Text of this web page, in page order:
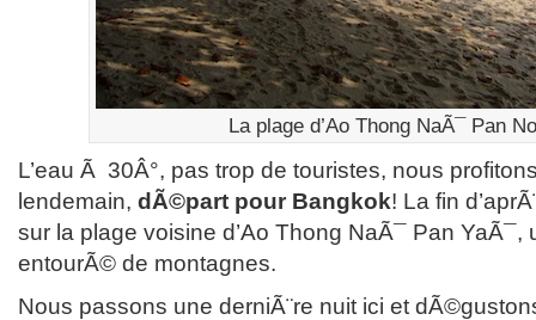
La plage d’Ao Thong NaÃ¯ Pan
L’eau Ã 30Â°, pas trop de touristes, nous
lendemain, dÃ©part pour Bangkok! La fin
sur la plage voisine d’Ao Thong NaÃ¯ Pan YaÃ¯,
entourÃ© de montagnes.
Nous passons une derniÃ¨re nuit ici et